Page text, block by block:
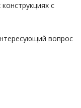
с
вопрос